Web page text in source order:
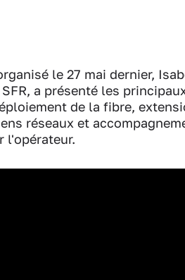
le 27 mai dernier,
a présenté les
de la fibre,
réseaux et
l'opérateur.